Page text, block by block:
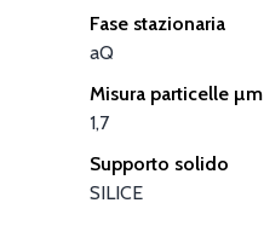
Fase stazionaria
aQ
Misura particelle µm
1,7
Supporto solido
SILICE